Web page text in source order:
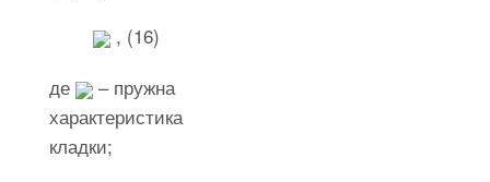
, (16)
де
– пружна
характеристика
кладки;